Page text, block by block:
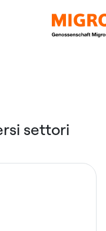
settori